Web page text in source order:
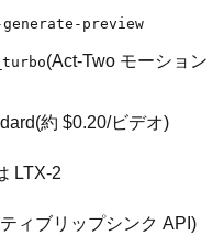
preview
(Act-Two モーション
約 $0.20/ビデオ)
LTX-2
ィブリップシンク API)